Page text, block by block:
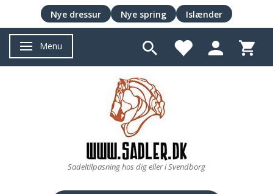
Skifte navigation
Menu
Sadeltilpasning hos dig eller i Svendborg
Nye dressur Nye spring Islænder